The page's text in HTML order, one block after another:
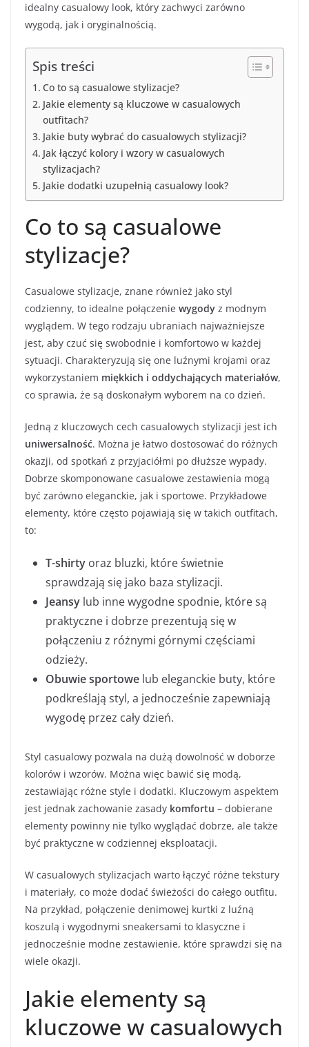
idealny casualowy look, który zachwyci zarówno
wygodą, jak i oryginalnością.
Spis treści
Co to są casualowe stylizacje?
Jakie elementy są kluczowe w casualowych
outfitach?
Jakie buty wybrać do casualowych stylizacji?
Jak łączyć kolory i wzory w casualowych
stylizacjach?
Jakie dodatki uzupełnią casualowy look?
Co to są casualowe
stylizacje?
Casualowe stylizacje, znane również jako styl
codzienny, to idealne połączenie wygody z modnym
wyglądem. W tego rodzaju ubraniach najważniejsze
jest, aby czuć się swobodnie i komfortowo w każdej
sytuacji. Charakteryzują się one luźnymi krojami oraz
wykorzystaniem miękkich i oddychających materiałów,
co sprawia, że są doskonałym wyborem na co dzień.
Jedną z kluczowych cech casualowych stylizacji jest ich
uniwersalność. Można je łatwo dostosować do różnych
okazji, od spotkań z przyjaciółmi po dłuższe wypady.
Dobrze skomponowane casualowe zestawienia mogą
być zarówno eleganckie, jak i sportowe. Przykładowe
elementy, które często pojawiają się w takich outfitach,
to:
T-shirty oraz bluzki, które świetnie
sprawdzają się jako baza stylizacji.
Jeansy lub inne wygodne spodnie, które są
praktyczne i dobrze prezentują się w
połączeniu z różnymi górnymi częściami
odzieży.
Obuwie sportowe lub eleganckie buty, które
podkreślają styl, a jednocześnie zapewniają
wygodę przez cały dzień.
Styl casualowy pozwala na dużą dowolność w doborze
kolorów i wzorów. Można więc bawić się modą,
zestawiając różne style i dodatki. Kluczowym aspektem
jest jednak zachowanie zasady komfortu – dobierane
elementy powinny nie tylko wyglądać dobrze, ale także
być praktyczne w codziennej eksploatacji.
W casualowych stylizacjach warto łączyć różne tekstury
i materiały, co może dodać świeżości do całego outfitu.
Na przykład, połączenie denimowej kurtki z luźną
koszulą i wygodnymi sneakersami to klasyczne i
jednocześnie modne zestawienie, które sprawdzi się na
wiele okazji.
Jakie elementy są
kluczowe w casualowych